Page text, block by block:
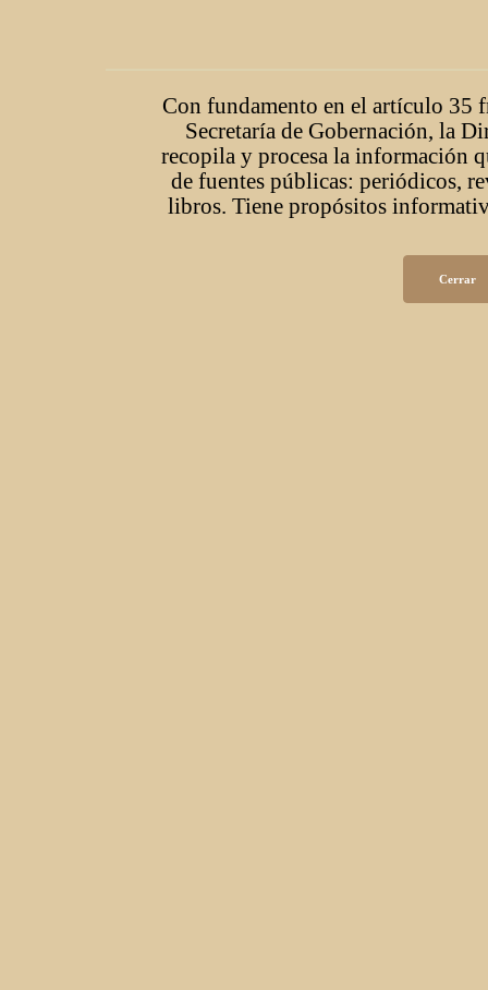
Con fundamento en el artículo 35
Secretaría de Gobernación, la
recopila y procesa la información
de fuentes públicas: periódicos,
libros. Tiene propósitos
Cerrar